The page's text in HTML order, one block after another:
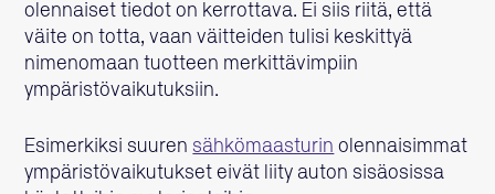
olennaiset tiedot on kerrottava. Ei siis riitä, että
väite on totta, vaan väitteiden tulisi keskittyä
nimenomaan tuotteen merkittävimpiin
ympäristövaikutuksiin.
Esimerkiksi suuren sähkömaasturin olennaisimmat
ympäristövaikutukset eivät liity auton sisäosissa